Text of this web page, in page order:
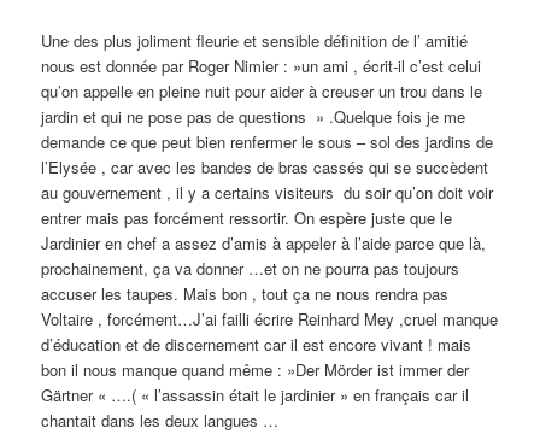
Une des plus joliment fleurie et sensible définition de l’ amitié
nous est donnée par Roger Nimier : »un ami , écrit-il c’est celui
qu’on appelle en pleine nuit pour aider à creuser un trou dans le
jardin et qui ne pose pas de questions » .Quelque fois je me
demande ce que peut bien renfermer le sous – sol des jardins de
l’Elysée , car avec les bandes de bras cassés qui se succèdent
au gouvernement , il y a certains visiteurs du soir qu’on doit voir
entrer mais pas forcément ressortir. On espère juste que le
Jardinier en chef a assez d’amis à appeler à l’aide parce que là,
prochainement, ça va donner …et on ne pourra pas toujours
accuser les taupes. Mais bon , tout ça ne nous rendra pas
Voltaire , forcément…J’ai failli écrire Reinhard Mey ,cruel manque
d’éducation et de discernement car il est encore vivant ! mais
bon il nous manque quand même : »Der Mörder ist immer der
Gärtner « ….( « l’assassin était le jardinier » en français car il
chantait dans les deux langues …